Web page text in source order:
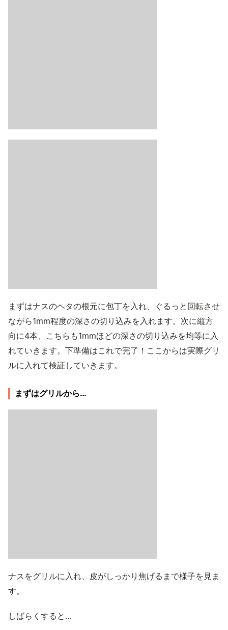
まずはナスのヘタの根元に包丁を入れ、ぐるっと回転させ
ながら1mm程度の深さの切り込みを入れます。次に縦方
向に4本、こちらも1mmほどの深さの切り込みを均等に入
れていきます。下準備はこれで完了！ここからは実際グリ
ルに入れて検証していきます。
まずはグリルから…
ナスをグリルに入れ、皮がしっかり焦げるまで様子を見ま
す。
しばらくすると…